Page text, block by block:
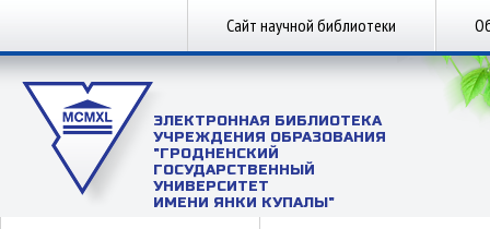
Сайт научной библиотеки
ЭЛЕКТРОННАЯ БИБЛИОТЕКА
УЧРЕЖДЕНИЯ ОБРАЗОВАНИЯ
"ГРОДНЕНСКИЙ
ГОСУДАРСТВЕННЫЙ
УНИВЕРСИТЕТ
ИМЕНИ ЯНКИ КУПАЛЫ"